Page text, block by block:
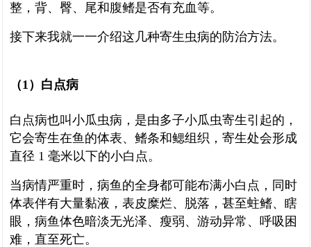
整，背、臀、尾和腹鳍是否有充血等。
接下来我就一一介绍这几种寄生虫病的防治方法。
（1）白点病
白点病也叫小瓜虫病，是由多子小瓜虫寄生引起的，
它会寄生在鱼的体表、鳍条和鳃组织，寄生处会形成
直径 1 毫米以下的小白点。
当病情严重时，病鱼的全身都可能布满小白点，同时
体表伴有大量黏液，表皮糜烂、脱落，甚至蛀鳍、瞎
眼，病鱼体色暗淡无光泽、瘦弱、游动异常、呼吸困
难，直至死亡。